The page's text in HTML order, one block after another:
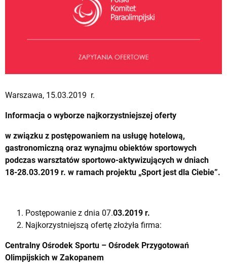
Warszawa, 15.03.2019 r.
Informacja o wyborze najkorzystniejszej oferty
w związku z postępowaniem na usługę hotelową,
gastronomiczną oraz wynajmu obiektów sportowych
podczas warsztatów sportowo-aktywizujących w dniach
18-28.03.2019 r. w ramach projektu „Sport jest dla Ciebie”.
Postępowanie z dnia 07.03.2019 r.
Najkorzystniejszą ofertę złożyła firma:
Centralny Ośrodek Sportu – Ośrodek Przygotowań
Olimpijskich w Zakopanem